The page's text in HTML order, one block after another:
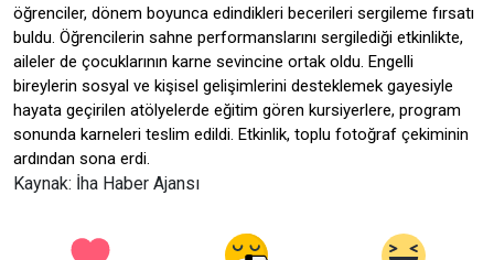
öğrenciler, dönem boyunca edindikleri becerileri sergileme fırsatı
buldu. Öğrencilerin sahne performanslarını sergilediği etkinlikte,
aileler de çocuklarının karne sevincine ortak oldu. Engelli
bireylerin sosyal ve kişisel gelişimlerini desteklemek gayesiyle
hayata geçirilen atölyelerde eğitim gören kursiyerlere, program
sonunda karneleri teslim edildi. Etkinlik, toplu fotoğraf çekiminin
ardından sona erdi.
Kaynak: İha Haber Ajansı